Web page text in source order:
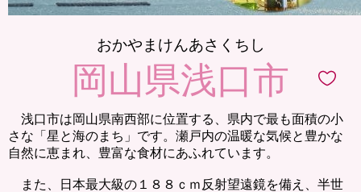
おかやまけんあさくちし
岡山県浅口市
浅口市は岡山県南西部に位置する、県内で最も面積の小
さな「星と海のまち」です。瀬戸内の温暖な気候と豊かな
自然に恵まれ、豊富な食材にあふれています。
また、日本最大級の１８８ｃｍ反射望遠鏡を備え、半世